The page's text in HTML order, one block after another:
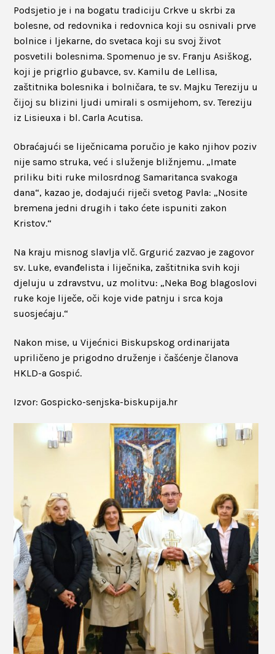
Podsjetio je i na bogatu tradiciju Crkve u skrbi za
bolesne, od redovnika i redovnica koji su osnivali prve
bolnice i ljekarne, do svetaca koji su svoj život
posvetili bolesnima. Spomenuo je sv. Franju Asiškog,
koji je prigrlio gubavce, sv. Kamilu de Lellisa,
zaštitnika bolesnika i bolničara, te sv. Majku Tereziju u
čijoj su blizini ljudi umirali s osmijehom, sv. Tereziju
iz Lisieuxa i bl. Carla Acutisa.
Obraćajući se liječnicama poručio je kako njihov poziv
nije samo struka, već i služenje bližnjemu. „Imate
priliku biti ruke milosrdnog Samaritanca svakoga
dana“, kazao je, dodajući riječi svetog Pavla: „Nosite
bremena jedni drugih i tako ćete ispuniti zakon
Kristov.“
Na kraju misnog slavlja vlč. Grgurić zazvao je zagovor
sv. Luke, evanđelista i liječnika, zaštitnika svih koji
djeluju u zdravstvu, uz molitvu: „Neka Bog blagoslovi
ruke koje liječe, oči koje vide patnju i srca koja
suosjećaju.“
Nakon mise, u Vijećnici Biskupskog ordinarijata
upriličeno je prigodno druženje i čašćenje članova
HKLD-a Gospić.
Izvor: Gospicko-senjska-biskupija.hr